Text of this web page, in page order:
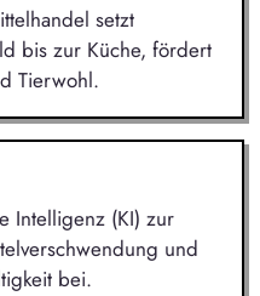
setzt
bis zur Küche, fördert
Tierwohl.
Intelligenz (KI) zur
und
bei.